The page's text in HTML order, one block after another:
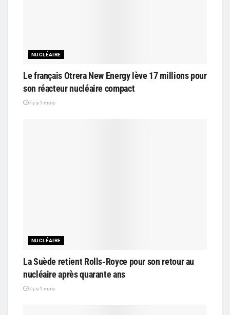
NUCLÉAIRE
Le français Otrera New Energy lève 17 millions pour
son réacteur nucléaire compact
il y a 1 mois
NUCLÉAIRE
La Suède retient Rolls-Royce pour son retour au
nucléaire après quarante ans
il y a 1 mois